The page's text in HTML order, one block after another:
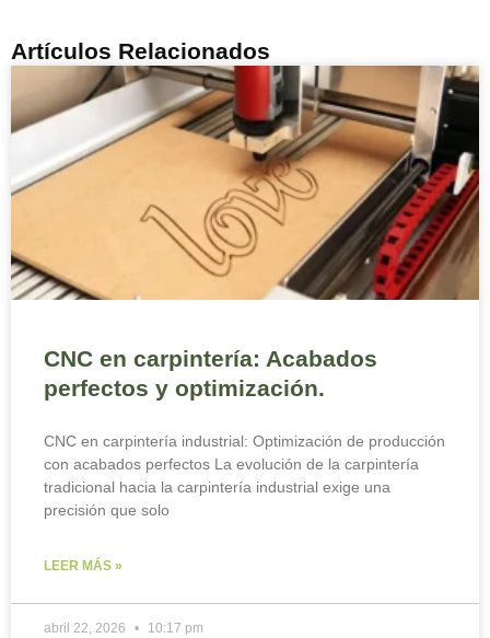
Artículos Relacionados
CNC en carpintería: Acabados
perfectos y optimización.
CNC en carpintería industrial: Optimización de producción
con acabados perfectos La evolución de la carpintería
tradicional hacia la carpintería industrial exige una
precisión que solo
LEER MÁS »
abril 22, 2026 10:17 pm